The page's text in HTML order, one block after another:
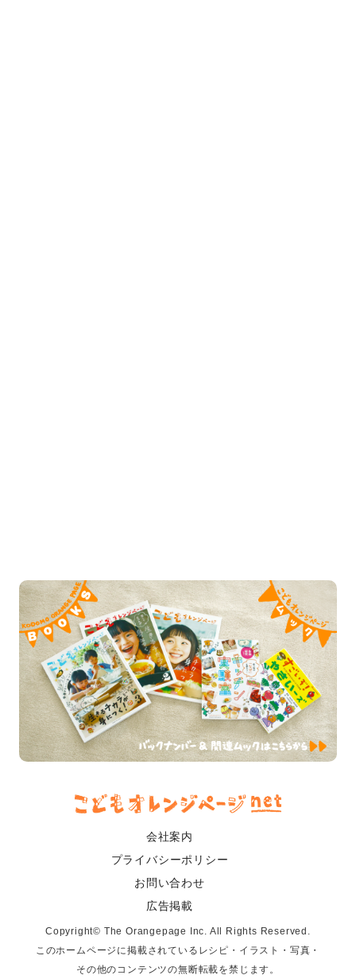
会社案内
プライバシーポリシー
お問い合わせ
広告掲載
Copyright© The Orangepage Inc. All Rights Reserved.
このホームページに掲載されているレシピ・イラスト・写真・
その他のコンテンツの無断転載を禁じます。